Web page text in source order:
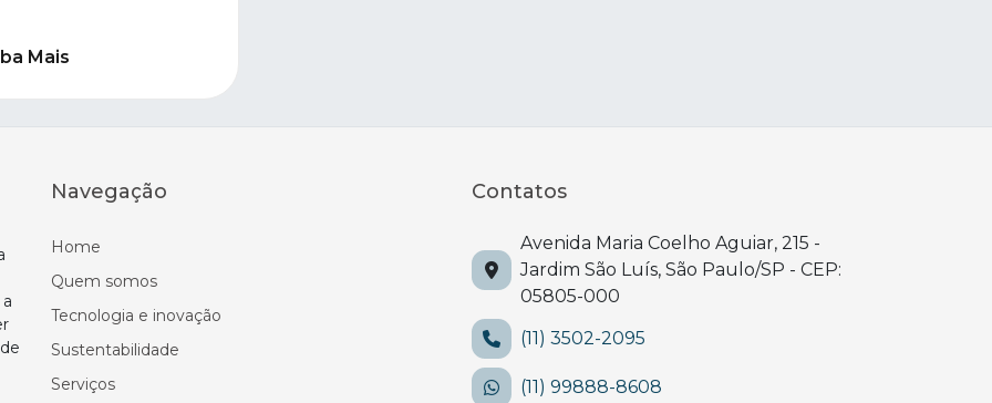
Mais
Navegação
Home
Quem somos
Tecnologia e inovação
Sustentabilidade
Serviços
Contatos
Avenida Maria Coelho Aguiar, 215 -
Jardim São Luís, São Paulo/SP - CEP:
05805-000
(11) 3502-2095
(11) 99888-8608